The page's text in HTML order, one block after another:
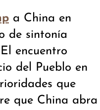
a China en
de sintonía
encuentro
del Pueblo en
que
que China abra